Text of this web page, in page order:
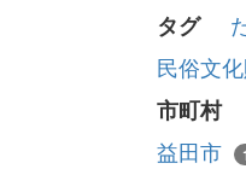
タグ
民俗文
市町村
益田市